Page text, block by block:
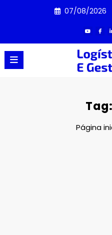
07/08/2026
Página